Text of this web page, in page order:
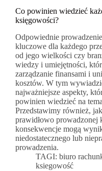
Co powinien wiedzieć
księgowości?
Odpowiednie
kluczowe dla każdego
od jego wielkości czy
wiedzy i umiejętności,
zarządzanie finansami i
kosztów. W tym
najważniejsze aspekty,
powinien wiedzieć na
Przedstawimy również,
prawidłowo prowadzonej
konsekwencje mogą
niedostatecznego lub
prowadzenia.
TAGI: biuro
ksiegowość